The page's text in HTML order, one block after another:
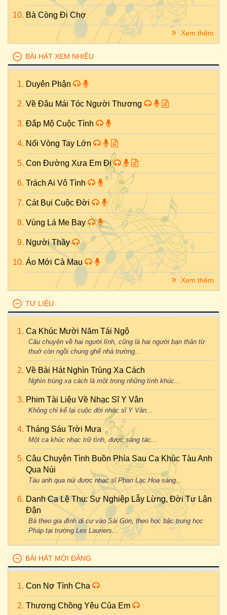
Bà Còng Đi Chợ
Xem thêm
BÀI HÁT XEM NHIỀU
Duyên Phận
Về Đâu Mái Tóc Người Thương
Đắp Mộ Cuộc Tình
Nối Vòng Tay Lớn
Con Đường Xưa Em Đi
Trách Ai Vô Tình
Cát Bụi Cuộc Đời
Vùng Lá Me Bay
Người Thầy
Áo Mới Cà Mau
Xem thêm
TƯ LIỆU
Ca Khúc Mười Năm Tái Ngộ
Câu chuyện về hai người lính, cũng là hai người bạn thân từ
thuở còn ngồi chung ghế nhà trường...
Về Bài Hát Nghìn Trùng Xa Cách
Nghìn trùng xa cách là một trong những tình khúc...
Phim Tài Liệu Về Nhạc Sĩ Y Vân
Không chỉ kể lại cuộc đời nhạc sĩ Y Vân...
Tháng Sáu Trời Mưa
Một ca khúc nhạc trữ tình, được sáng tác...
Câu Chuyện Tình Buồn Phía Sau Ca Khúc Tàu Anh
Qua Núi
Tàu anh qua núi được nhạc sĩ Phan Lạc Hoa sáng...
Danh Ca Lệ Thu: Sự Nghiệp Lẫy Lừng, Đời Tư Lận
Đận
Bà theo gia đình di cư vào Sài Gòn, theo học bậc trung học
Pháp tại trường Les Lauriers...
BÀI HÁT MỚI ĐĂNG
Con Nợ Tình Cha
Thương Chồng Yêu Của Em